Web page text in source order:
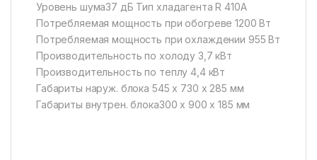
Уровень шума37 дБ Тип хладагента R 410A
Потребляемая мощность при обогреве 1200 Вт
Потребляемая мощность при охлаждении 955 Вт
Производительность по холоду 3,7 кВт
Производительность по теплу 4,4 кВт
Габариты наруж. блока 545 x 730 x 285 мм
Габариты внутрен. блока300 x 900 x 185 мм